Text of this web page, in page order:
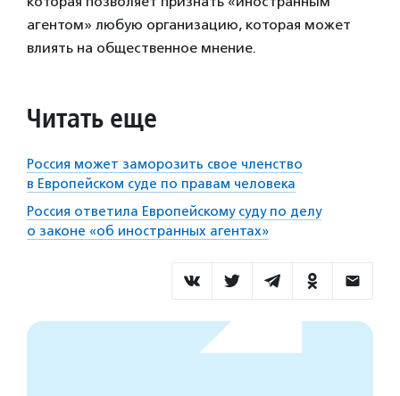
агентом» любую организацию, которая может
влиять на общественное мнение.
Читать еще
Россия может заморозить свое членство
в Европейском суде по правам человека
Россия ответила Европейскому суду по делу
о законе «об иностранных агентах»